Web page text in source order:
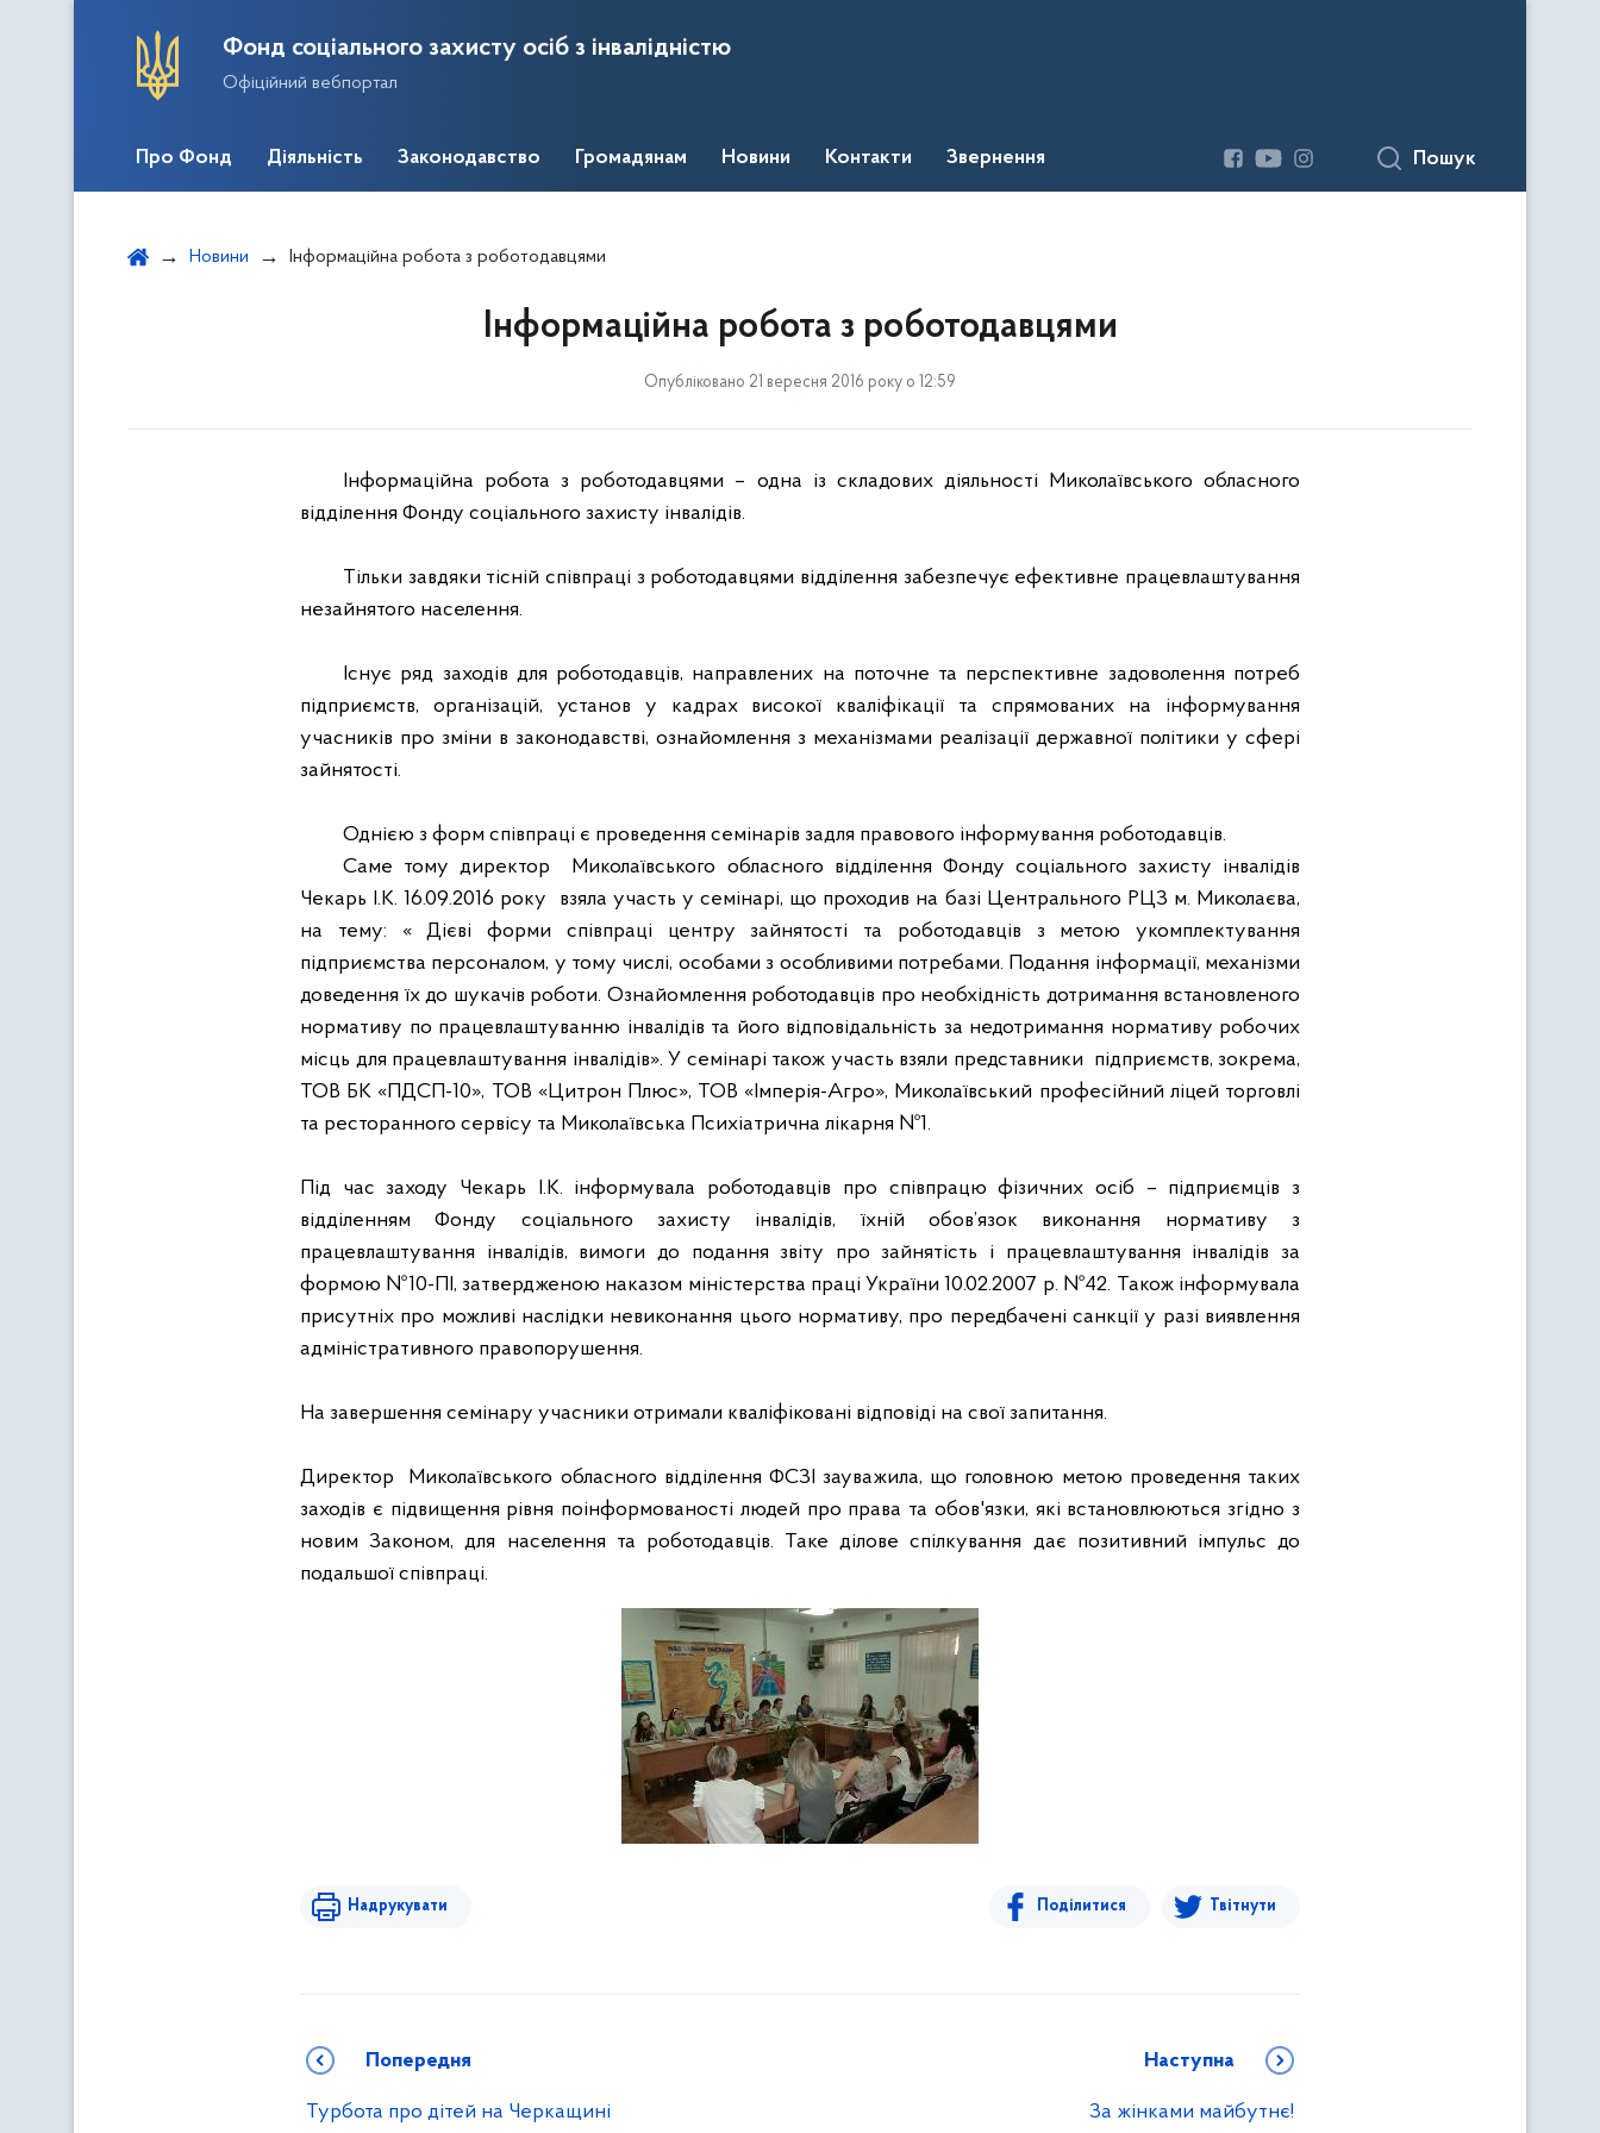
Фонд соціального захисту осіб з інвалідністю
Офіційний вебпортал
Про Фонд Діяльність Законодавство Громадянам Новини Контакти Звернення Пошук
Новини Інформаційна робота з роботодавцями
Інформаційна робота з роботодавцями
Опубліковано 21 вересня 2016 року о 12:59
Інформаційна робота з роботодавцями – одна із складових діяльності Миколаївського обласного
відділення Фонду соціального захисту інвалідів.
Тільки завдяки тісній співпраці з роботодавцями відділення забезпечує ефективне працевлаштування
незайнятого населення.
Існує ряд заходів для роботодавців, направлених на поточне та перспективне задоволення потреб
підприємств, організацій, установ у кадрах високої кваліфікації та спрямованих на інформування
учасників про зміни в законодавстві, ознайомлення з механізмами реалізації державної політики у сфері
зайнятості.
Однією з форм співпраці є проведення семінарів задля правового інформування роботодавців.
Саме тому директор
Миколаївського обласного відділення Фонду соціального захисту інвалідів
Чекарь І.К. 16.09.2016 року
взяла участь у семінарі, що проходив на базі Центрального РЦЗ м. Миколаєва,
на тему: « Дієві форми співпраці центру зайнятості та роботодавців з метою укомплектування
підприємства персоналом, у тому числі, особами з особливими потребами. Подання інформації, механізми
доведення їх до шукачів роботи. Ознайомлення роботодавців про необхідність дотримання встановленого
нормативу по працевлаштуванню інвалідів та його відповідальність за недотримання нормативу робочих
місць для працевлаштування інвалідів». У семінарі також участь взяли представники підприємств, зокрема,
ТОВ БК «ПДСП-10», ТОВ «Цитрон Плюс», ТОВ «Імперія-Агро», Миколаївський професійний ліцей торговлі
та ресторанного сервісу та Миколаївська Психіатрична лікарня №1.
Під час заходу Чекарь І.К. інформувала роботодавців про співпрацю фізичних осіб – підприємців з
відділенням Фонду соціального захисту інвалідів, їхній обов’язок виконання нормативу з
працевлаштування інвалідів, вимоги до подання звіту про зайнятість і працевлаштування інвалідів за
формою №10-ПІ, затвердженою наказом міністерства праці України 10.02.2007 р. №42. Також інформувала
присутніх про можливі наслідки невиконання цього нормативу, про передбачені санкції у разі виявлення
адміністративного правопорушення.
На завершення семінару учасники отримали кваліфіковані відповіді на свої запитання.
Директор Миколаївського обласного відділення ФСЗІ зауважила, що головною метою проведення таких
заходів є підвищення рівня поінформованості людей про права та обов'язки, які встановлюються згідно з
новим Законом, для населення та роботодавців. Таке ділове спілкування дає позитивний імпульс до
подальшої співпраці.
Надрукувати Поділитися Твітнути
Попередня
Турбота про дітей на Черкащині
Наступна
За жінками майбутнє!